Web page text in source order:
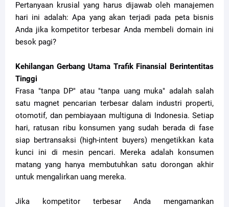
Pertanyaan krusial yang harus dijawab oleh manajemen
hari ini adalah: Apa yang akan terjadi pada peta bisnis
Anda jika kompetitor terbesar Anda membeli domain ini
besok pagi?
Kehilangan Gerbang Utama Trafik Finansial Berintentitas
Tinggi
Frasa "tanpa DP" atau "tanpa uang muka" adalah salah
satu magnet pencarian terbesar dalam industri properti,
otomotif, dan pembiayaan multiguna di Indonesia. Setiap
hari, ratusan ribu konsumen yang sudah berada di fase
siap bertransaksi (high-intent buyers) mengetikkan kata
kunci ini di mesin pencari. Mereka adalah konsumen
matang yang hanya membutuhkan satu dorongan akhir
untuk mengalirkan uang mereka.
Jika kompetitor terbesar Anda mengamankan